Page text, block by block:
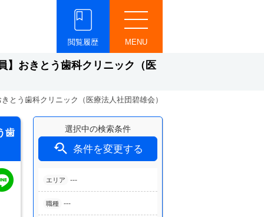
MENU
閲覧履歴
】おきとう歯科クリニック（医
とう歯科クリニック（医療法人社団碧雄会）
選択中の検索条件
 条件を変更する
エリア ---
職種 ---
歯